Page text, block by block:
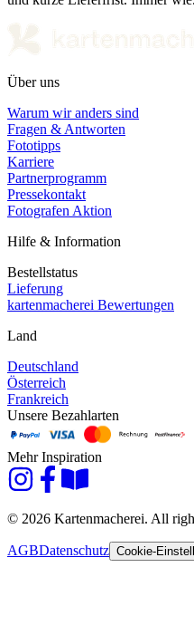
Über uns
Warum wir anders sind
Fragen & Antworten
Fototipps
Karriere
Partnerprogramm
Pressekontakt
Fotografen Aktion
Hilfe & Information
Bestellstatus
Lieferung
kartenmacherei Bewertungen
Land
Deutschland
Österreich
Frankreich
Unsere Bezahlarten
Mehr Inspiration
© 2026 Kartenmacherei. All
AGBDatenschutz Cookie-